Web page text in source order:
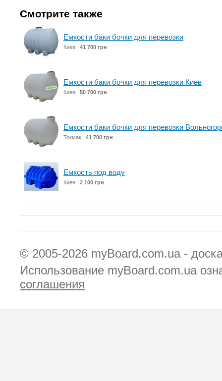
Смотрите также
Емкости баки бочки для перевозки
Киев 41 700 грн
Емкости баки бочки для перевозки Киев
Киев 50 700 грн
Емкости баки бочки для перевозки
Токмак 41 700 грн
Емкость под воду
Киев 2 100 грн
© 2005-2026 myBoard.com.ua -
Использование myBoard.com.ua
соглашения